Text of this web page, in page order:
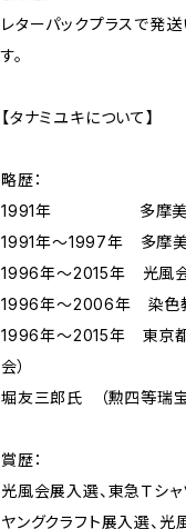
レターパックプラスで発
す。
【タナミユキについて】
略歴：
1991年 多摩美術
1991年〜1997年 多摩
1996年〜2015年 光風
1996年～2006年 染色
1996年～2015年 東京都
会）
堀友三郎氏 （勲四等瑞宝
賞歴：
光風会展入選、東急Ｔシ
ヤングクラフト展入選、